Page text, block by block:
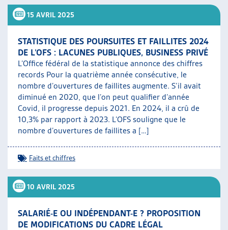
15 AVRIL 2025
STATISTIQUE DES POURSUITES ET FAILLITES 2024
DE L’OFS : LACUNES PUBLIQUES, BUSINESS PRIVÉ
L’Office fédéral de la statistique annonce des chiffres
records Pour la quatrième année consécutive, le
nombre d’ouvertures de faillites augmente. S’il avait
diminué en 2020, que l’on peut qualifier d’année
Covid, il progresse depuis 2021. En 2024, il a crû de
10,3% par rapport à 2023. L’OFS souligne que le
nombre d’ouvertures de faillites a […]
Faits et chiffres
10 AVRIL 2025
SALARIÉ-E OU INDÉPENDANT-E ? PROPOSITION
DE MODIFICATIONS DU CADRE LÉGAL